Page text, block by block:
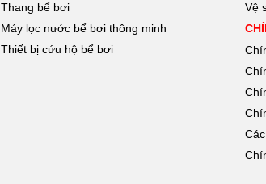
Thang bể bơi
Máy lọc nước bể bơi thông minh
Thiết bị cứu hộ bể bơi
Vệ